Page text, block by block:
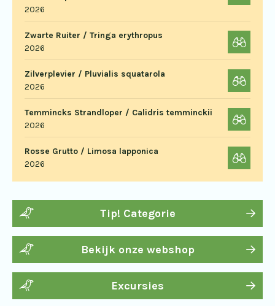
2026
Zwarte Ruiter / Tringa erythropus
2026
Zilverplevier / Pluvialis squatarola
2026
Temmincks Strandloper / Calidris temminckii
2026
Rosse Grutto / Limosa lapponica
2026
Tip! Categorie
Bekijk onze webshop
Excursies